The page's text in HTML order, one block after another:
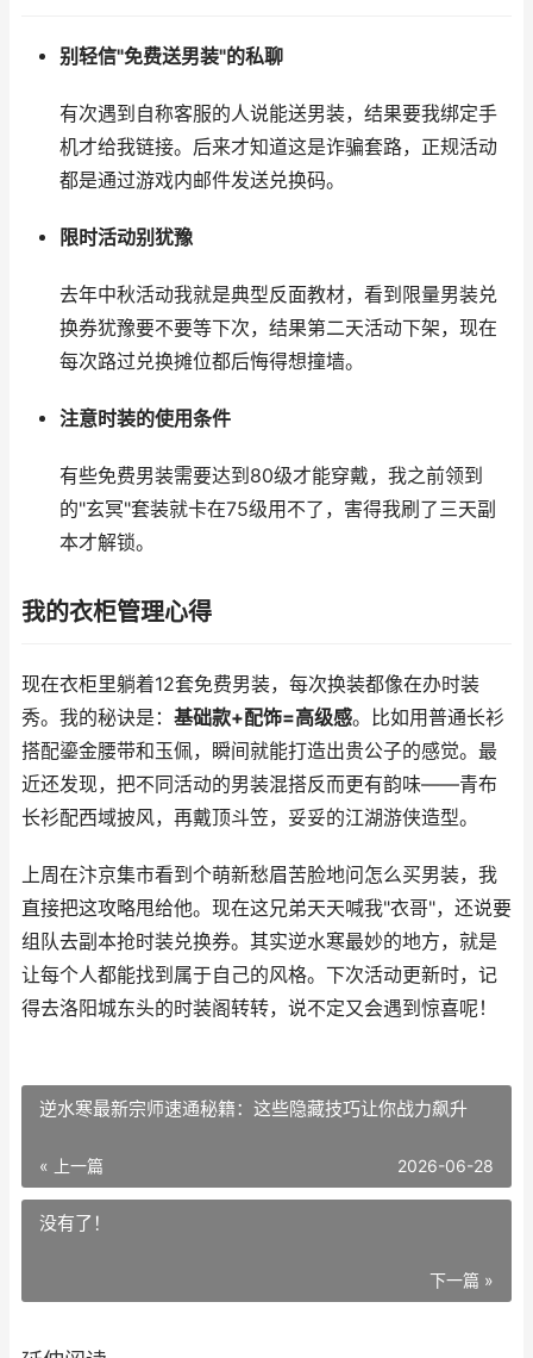
别轻信"免费送男装"的私聊
有次遇到自称客服的人说能送男装，结果要我绑定手
机才给我链接。后来才知道这是诈骗套路，正规活动
都是通过游戏内邮件发送兑换码。
限时活动别犹豫
去年中秋活动我就是典型反面教材，看到限量男装兑
换券犹豫要不要等下次，结果第二天活动下架，现在
每次路过兑换摊位都后悔得想撞墙。
注意时装的使用条件
有些免费男装需要达到80级才能穿戴，我之前领到
的"玄冥"套装就卡在75级用不了，害得我刷了三天副
本才解锁。
我的衣柜管理心得
现在衣柜里躺着12套免费男装，每次换装都像在办时装
秀。我的秘诀是： 基础款+配饰=高级感。比如用普通长衫
搭配鎏金腰带和玉佩，瞬间就能打造出贵公子的感觉。最
近还发现，把不同活动的男装混搭反而更有韵味——青布
长衫配西域披风，再戴顶斗笠，妥妥的江湖游侠造型。
上周在汴京集市看到个萌新愁眉苦脸地问怎么买男装，我
直接把这攻略甩给他。现在这兄弟天天喊我"衣哥"，还说要
组队去副本抢时装兑换券。其实逆水寒最妙的地方，就是
让每个人都能找到属于自己的风格。下次活动更新时，记
得去洛阳城东头的时装阁转转，说不定又会遇到惊喜呢！
逆水寒最新宗师速通秘籍：这些隐藏技巧让你战力飙升
« 上一篇 2026-06-28
没有了！
下一篇 »